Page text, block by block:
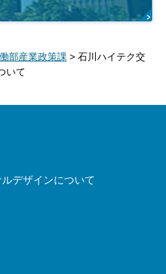
部産業政策課 > 石川ハイテク交
いて
デザインについて